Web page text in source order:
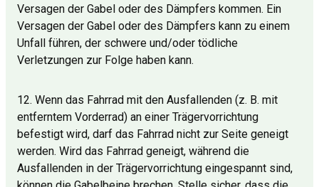
Versagen der Gabel oder des Dämpfers kommen. Ein
Versagen der Gabel oder des Dämpfers kann zu einem
Unfall führen, der schwere und/oder tödliche
Verletzungen zur Folge haben kann.
12. Wenn das Fahrrad mit den Ausfallenden (z. B. mit
entferntem Vorderrad) an einer Trägervorrichtung
befestigt wird, darf das Fahrrad nicht zur Seite geneigt
werden. Wird das Fahrrad geneigt, während die
Ausfallenden in der Trägervorrichtung eingespannt sind,